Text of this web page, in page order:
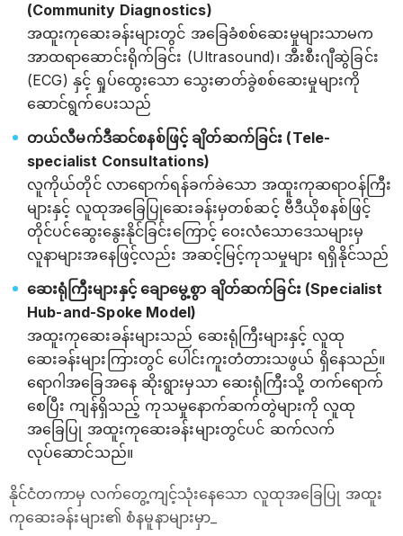
(Community Diagnostics)
အထူးကုဆေးခန်းများတွင် အခြေခံစစ်ဆေးမှုများသာမက
အာထရာဆောင်းရိုက်ခြင်း (Ultrasound)၊ အီးစီးဂျီဆွဲခြင်း
(ECG) နှင့် ရှုပ်ထွေးသော သွေးဓာတ်ခွဲစစ်ဆေးမှုများကို
ဆောင်ရွက်ပေးသည်
တယ်လီမက်ဒီဆင်စနစ်ဖြင့် ချိတ်ဆက်ခြင်း (Tele-
specialist Consultations)
လူကိုယ်တိုင် လာရောက်ရန်ခက်ခဲသော အထူးကုဆရာဝန်ကြီး
များနှင့် လူထုအခြေပြုဆေးခန်းမှတစ်ဆင့် ဗီဒီယိုစနစ်ဖြင့်
တိုင်ပင်ဆွေးနွေးနိုင်ခြင်းကြောင့် ဝေးလံသောဒေသများမှ
လူနာများအနေဖြင့်လည်း အဆင့်မြင့်ကုသမှုများ ရရှိနိုင်သည်
ဆေးရုံကြီးများနှင့် ချောမွေ့စွာ ချိတ်ဆက်ခြင်း (Specialist
Hub-and-Spoke Model)
အထူးကုဆေးခန်းများသည် ဆေးရုံကြီးများနှင့် လူထု
ဆေးခန်းများကြားတွင် ပေါင်းကူးတံတားသဖွယ် ရှိနေသည်။
ရောဂါအခြေအနေ ဆိုးရွားမှသာ ဆေးရုံကြီးသို့ တက်ရောက်
စေပြီး ကျန်ရှိသည့် ကုသမှုနောက်ဆက်တွဲများကို လူထု
အခြေပြု အထူးကုဆေးခန်းများတွင်ပင် ဆက်လက်
လုပ်ဆောင်သည်။
နိုင်ငံတကာမှ လက်တွေ့ကျင့်သုံးနေသော လူထုအခြေပြု အထူး
ကုဆေးခန်းများ၏ စံနမူနာများမှာ_